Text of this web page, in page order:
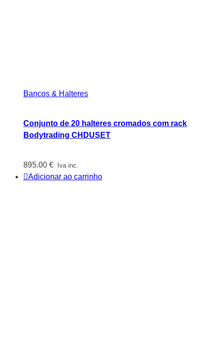
Bancos & Halteres
Conjunto de 20 halteres cromados com rack
Bodytrading CHDUSET
895.00 € Iva inc.
Adicionar ao carrinho